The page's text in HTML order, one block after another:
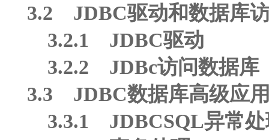
3.2 JDBC驱动和数据库
3.2.1 JDBC驱动
3.2.2 JDBc访问数据库
3.3 JDBC数据库高级应
3.3.1 JDBCSQL异常处